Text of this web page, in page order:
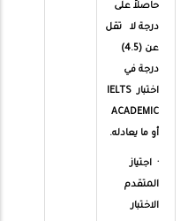
حاصلاً على
درجة لا تقل
عن (4.5)
درجة في
اختبارIELTS
أو ما يعادله.
· اجتياز
المتقدم
الاختبار